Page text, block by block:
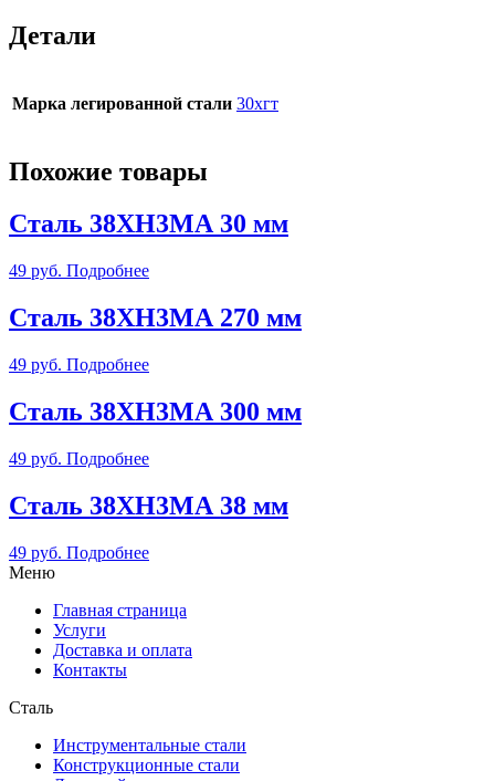
Детали
Марка легированной стали 30хгт
Похожие товары
Сталь 38ХН3МА 30 мм
49 руб. Подробнее
Сталь 38ХН3МА 270 мм
49 руб. Подробнее
Сталь 38ХН3МА 300 мм
49 руб. Подробнее
Сталь 38ХН3МА 38 мм
49 руб. Подробнее
Меню
Главная страница
Услуги
Доставка и оплата
Контакты
Сталь
Инструментальные стали
Конструкционные стали